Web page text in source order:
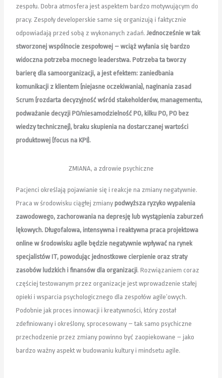
zespołu. Dobra atmosfera jest aspektem bardzo motywującym do
pracy. Zespoły developerskie same się organizują i faktycznie
odpowiadają przed sobą z wykonanych zadań.Jednocześnie w tak
stworzonej wspólnocie zespołowej – wciąż wyłania się bardzo
widoczna potrzeba mocnego leaderstwa. Potrzeba ta tworzy
barierę dla samoorganizacji, a jest efektem: zaniedbania
komunikacji z klientem (niejasne oczekiwania), naginania zasad
Scrum (rozdarta decyzyjność wśród stakeholderów, managementu,
podważanie decyzji PO/niesamodzielność PO, kilku PO, PO bez
wiedzy technicznej), braku skupienia na dostarczanej wartości
produktowej (focus na KPI).
ZMIANA, a zdrowie psychiczne
Pacjenci określają pojawianie się i reakcje na zmiany negatywnie.
Praca w środowisku ciągłej zmianypodwyższa ryzyko wypalenia
zawodowego, zachorowania na depresję lub wystąpienia zaburzeń
lękowych. Długofalowa, intensywna i reaktywna praca projektowa
online w środowisku agile będzie negatywnie wpływać na rynek
specjalistów IT, powodując jednostkowe cierpienie oraz straty
zasobów ludzkich i finansów dla organizacji. Rozwiązaniem coraz
częściej testowanym przez organizacje jest wprowadzenie stałej
opieki i wsparcia psychologicznego dla zespołów agile’owych.
Podobnie jak proces innowacji i kreatywności, który został
zdefiniowany i określony, sprocesowany – tak samo psychiczne
przechodzenie przez zmiany powinno być zaopiekowane – jako
bardzo ważny aspekt w budowaniu kultury i mindsetu agile.